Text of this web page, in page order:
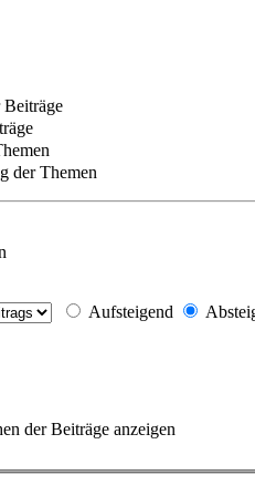
der Themen
Aufsteigend
der Beiträge anzeigen